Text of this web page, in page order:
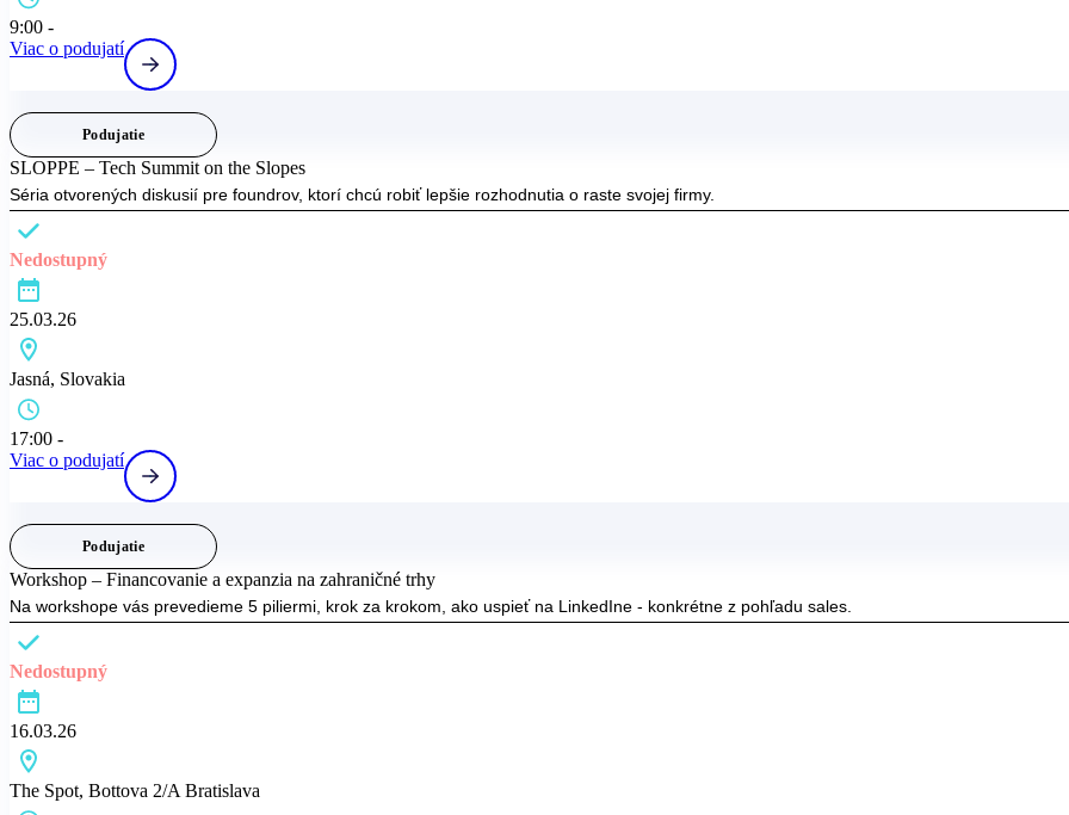
9:00 -
Viac o podujatí
Podujatie
SLOPPE – Tech Summit on the Slopes
Séria otvorených diskusií pre foundrov, ktorí chcú robiť lepšie rozhodnutia o raste svojej firmy.
Nedostupný
25.03.26
Jasná, Slovakia
17:00 -
Viac o podujatí
Podujatie
Workshop – Financovanie a expanzia na zahraničné trhy
Na workshope vás prevedieme 5 piliermi, krok za krokom, ako uspieť na LinkedIne - konkrétne z pohľadu sales.
Nedostupný
16.03.26
The Spot, Bottova 2/A Bratislava